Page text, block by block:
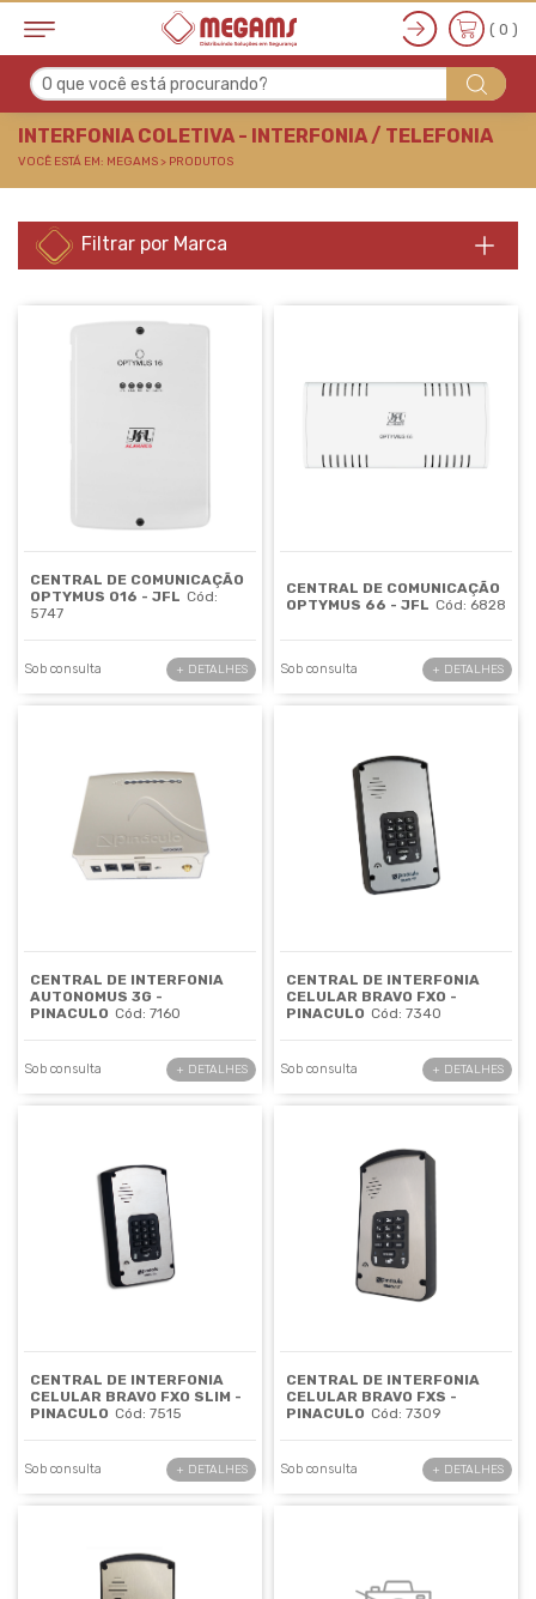
INTERFONIA
( 0 )
O que você está procurando?
INTERFONIA COLETIVA - INTERFONIA / TELEFONIA
VOCÊ ESTÁ EM: MEGAMS > PRODUTOS
Filtrar por Marca
CENTRAL DE COMUNICAÇÃO
OPTYMUS 016 - JFL Cód:
5747
Sob consulta + DETALHES
CENTRAL DE COMUNICAÇÃO
OPTYMUS 66 - JFL Cód: 6828
Sob consulta + DETALHES
CENTRAL DE INTERFONIA
AUTONOMUS 3G -
PINACULO Cód: 7160
Sob consulta + DETALHES
CENTRAL DE INTERFONIA
CELULAR BRAVO FXO -
PINACULO Cód: 7340
Sob consulta + DETALHES
CENTRAL DE INTERFONIA
CELULAR BRAVO FXO SLIM -
PINACULO Cód: 7515
Sob consulta + DETALHES
CENTRAL DE INTERFONIA
CELULAR BRAVO FXS -
PINACULO Cód: 7309
Sob consulta + DETALHES